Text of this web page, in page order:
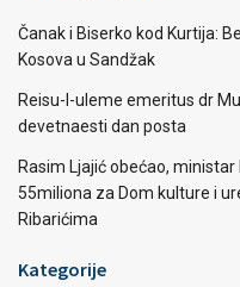
Čanak i Biserko kod Kurtija:
Kosova u Sandžak
Reisu-l-uleme emeritus dr
devetnaesti dan posta
Rasim Ljajić obećao,
55miliona za Dom kulture i
Ribarićima
Kategorije